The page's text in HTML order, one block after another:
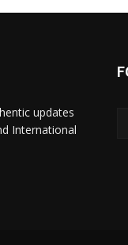
updates
International